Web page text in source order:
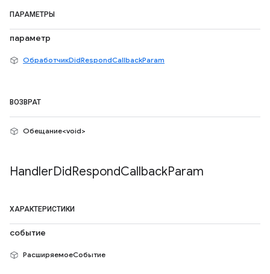
ПАРАМЕТРЫ
параметр
ОбработчикDidRespondCallbackParam
ВОЗВРАТ
Обещание<void>
HandlerDidRespondCallbackParam
ХАРАКТЕРИСТИКИ
событие
РасширяемоеСобытие